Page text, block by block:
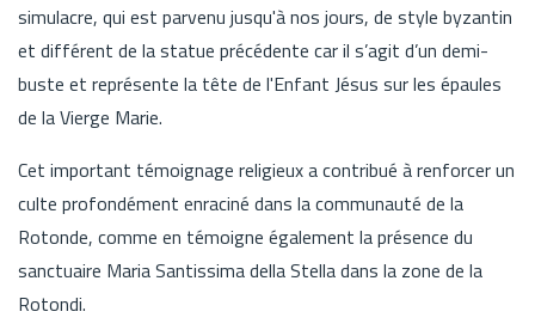
simulacre, qui est parvenu jusqu'à nos jours, de style byzantin
et différent de la statue précédente car il s’agit d’un demi-
buste et représente la tête de l'Enfant Jésus sur les épaules
de la Vierge Marie.
Cet important témoignage religieux a contribué à renforcer un
culte profondément enraciné dans la communauté de la
Rotonde, comme en témoigne également la présence du
sanctuaire Maria Santissima della Stella dans la zone de la
Rotondi.